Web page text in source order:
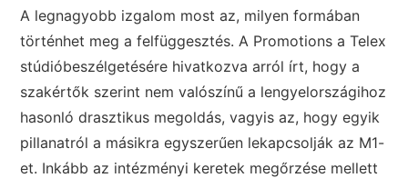
A legnagyobb izgalom most az, milyen formában
történhet meg a felfüggesztés. A Promotions a Telex
stúdióbeszélgetésére hivatkozva arról írt, hogy a
szakértők szerint nem valószínű a lengyelországihoz
hasonló drasztikus megoldás, vagyis az, hogy egyik
pillanatról a másikra egyszerűen lekapcsolják az M1-
et. Inkább az intézményi keretek megőrzése mellett